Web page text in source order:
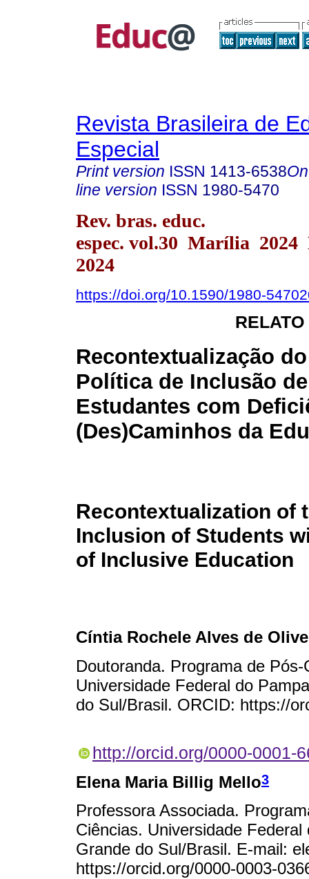
Revista Brasileira de
Especial
Print version ISSN 1413-6538
line version ISSN 1980-5470
Rev. bras. educ.
espec. vol.30 Marília 2024
2024
https://doi.org/10.1590/1980-
Recontextualização
Política de Inclusão de
Estudantes com
(Des)Caminhos da
Recontextualization of
Inclusion of Students
of Inclusive Education
Cíntia Rochele Alves de
Doutoranda. Programa de
Universidade Federal do
do Sul/Brasil. ORCID: https://
http://orcid.org/0000-0001-
Elena Maria Billig Mello3
Professora Associada.
Ciências. Universidade
Grande do Sul/Brasil. E-mail:
https://orcid.org/0000-0003-